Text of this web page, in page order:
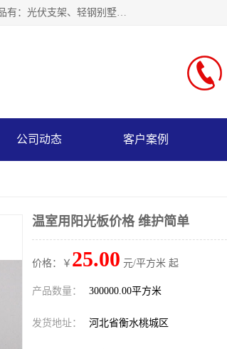
神龙拜耳科技衡水股份有限公司河北一家生产光伏支架，轻钢别墅，阳光板、耐力板的公司，主要产品有：光伏支架、轻钢别墅、阳光板、耐力板、采光板等，公司参与制定了多项标准。
公司动态 客户案例
温室用阳光板价格 维护简单
价格：￥ 25.00 元/平方米 起
产品数量： 300000.00平方米
发货地址： 河北省衡水桃城区